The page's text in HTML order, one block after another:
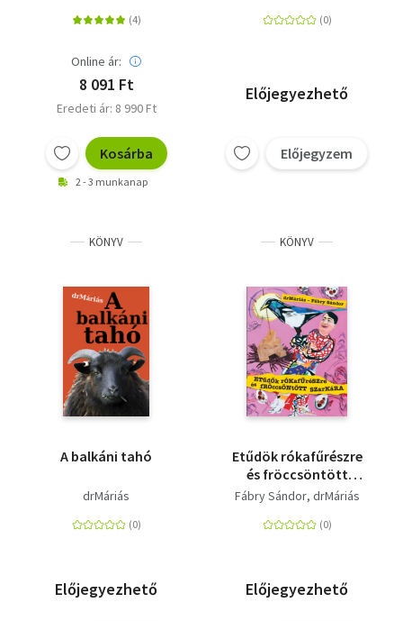
Online ár:
8 091 Ft
Eredeti ár: 8 990 Ft
Kosárba
2 - 3 munkanap
Előjegyezhető
Előjegyzem
KÖNYV
A balkáni tahó
drMáriás
Előjegyezhető
KÖNYV
Etűdök rókafűrészre
és fröccsöntött
szarkára
Fábry Sándor drMáriás
Előjegyezhető